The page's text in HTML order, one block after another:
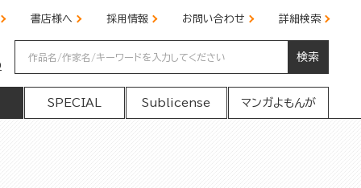
書店様へ 採用情報 お問い合わせ 詳細検索
検索
SPECIAL Sublicense マンガよもんが